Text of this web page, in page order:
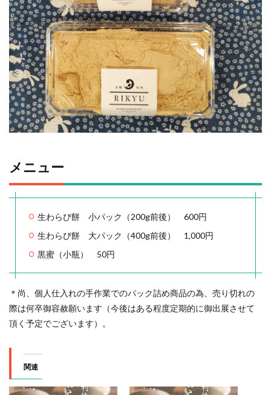
メニュー
生わらび餅 小パック（200g前後） 600円
生わらび餅 大パック（400g前後） 1,000円
黒蜜（小瓶） 50円
＊尚、個人仕入れの手作業でのパック詰め商品の為、売り切れの
際は何卒御容赦願います（今後はある程度定期的に御出展させて
頂く予定でございます）。
関連